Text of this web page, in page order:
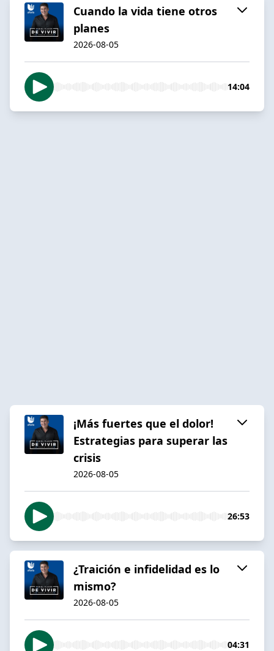
Cuando la vida tiene otros
planes
2026-08-05
14:04
¡Más fuertes que el dolor!
Estrategias para superar las
crisis
2026-08-05
26:53
¿Traición e infidelidad es lo
mismo?
2026-08-05
04:31